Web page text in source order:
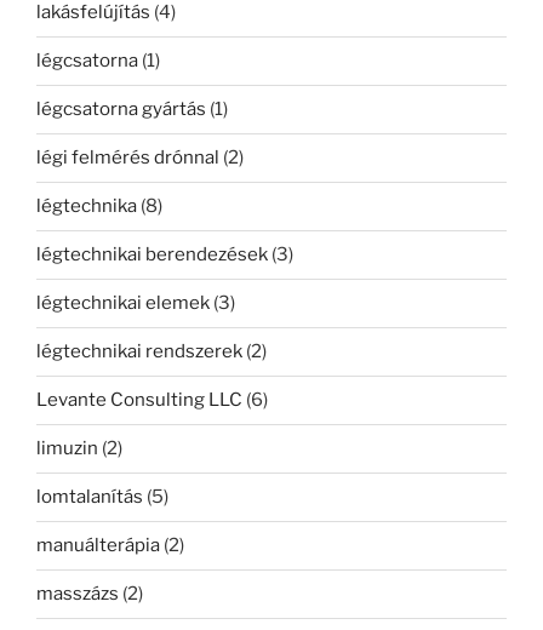
lakásfelújítás (4)
légcsatorna (1)
légcsatorna gyártás (1)
légi felmérés drónnal (2)
légtechnika (8)
légtechnikai berendezések (3)
légtechnikai elemek (3)
légtechnikai rendszerek (2)
Levante Consulting LLC (6)
limuzin (2)
lomtalanítás (5)
manuálterápia (2)
masszázs (2)